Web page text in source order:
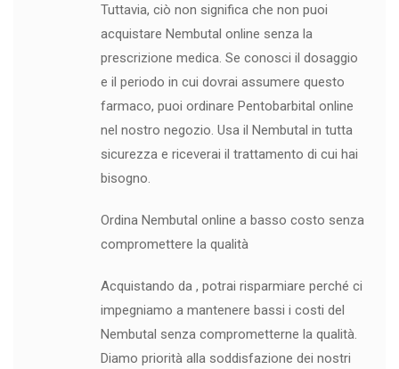
Tuttavia, ciò non significa che non puoi
acquistare Nembutal online senza la
prescrizione medica. Se conosci il dosaggio
e il periodo in cui dovrai assumere questo
farmaco, puoi ordinare Pentobarbital online
nel nostro negozio. Usa il Nembutal in tutta
sicurezza e riceverai il trattamento di cui hai
bisogno.
Ordina Nembutal online a basso costo senza
compromettere la qualità
Acquistando da , potrai risparmiare perché ci
impegniamo a mantenere bassi i costi del
Nembutal senza comprometterne la qualità.
Diamo priorità alla soddisfazione dei nostri